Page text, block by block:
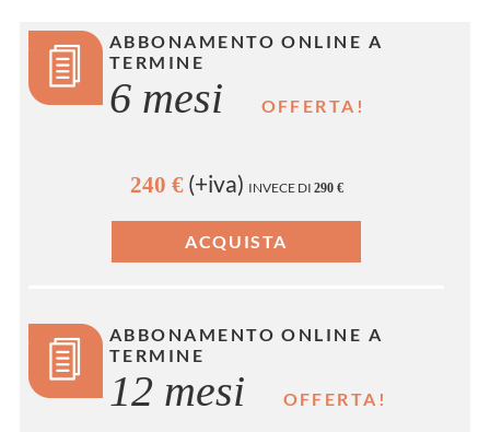
ABBONAMENTO ONLINE A
TERMINE
6 mesi OFFERTA!
240 €(+iva) INVECE DI 290 €
ABBONAMENTO ONLINE A
TERMINE
12 mesi OFFERTA!